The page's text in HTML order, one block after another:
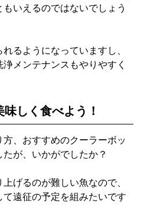
いえるのではないでしょう
るようになっていますし、
メンテナンスもやりやすく
しく食べよう！
、おすすめのクーラーボッ
が、いかがでしたか？
げるのが難しい魚なので、
遠征の予定を組みたいです